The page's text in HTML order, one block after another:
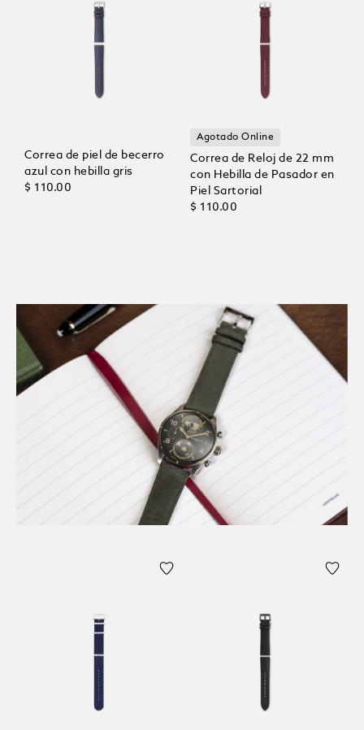
Correa de piel de becerro
azul con hebilla gris
$ 110.00
Agotado Online
Correa de Reloj de 22 mm
con Hebilla de Pasador en
Piel Sartorial
$ 110.00